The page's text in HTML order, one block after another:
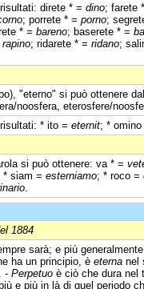
direte * = dino; farete
; porrete * = porno;
* = bareno; baserete * =
rapino; ridarete * = ridano;
"eterno" si può ottenere
noosfera, eterosfere/
* ito = eternit; * omino
si può ottenere: va * =
* siam = esterniamo; * roco =
1884
sarà; e più
ha un principio, è eterna nel
- Perpetuo è ciò che dura nel
e più in là di quel periodo